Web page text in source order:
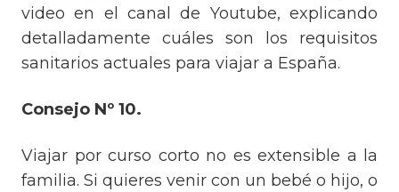
video en el canal de Youtube, explicando
detalladamente cuáles son los requisitos
sanitarios actuales para viajar a España.
Consejo Nº 10.
Viajar por curso corto no es extensible a la
familia. Si quieres venir con un bebé o hijo, o